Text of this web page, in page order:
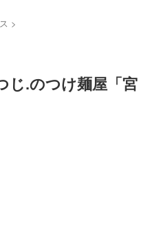
>
じ.のつけ麺屋「宮